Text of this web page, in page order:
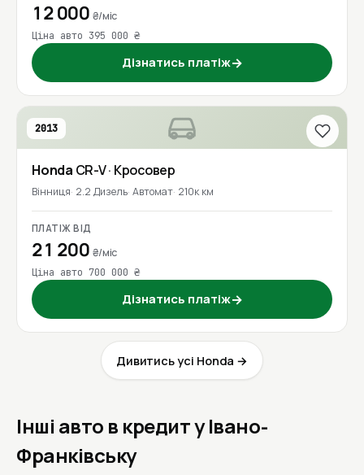
12 000 ₴/міс
Ціна авто 395 000 ₴
Дізнатись платіж→
2013
Honda CR-V· Кросовер
Вінниця 2.2 Дизель Автомат 210к км
ПЛАТІЖ ВІД
21 200 ₴/міс
Ціна авто 700 000 ₴
Дізнатись платіж→
Дивитись усі Honda →
Інші авто в кредит у Івано-
Франківську